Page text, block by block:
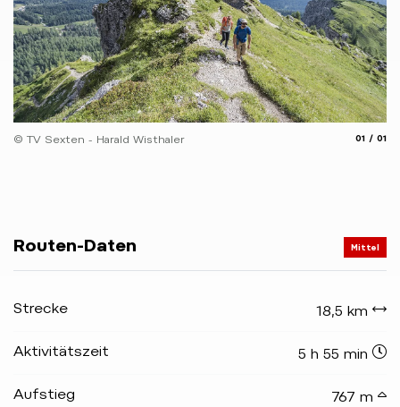
© TV Sexten - Harald Wisthaler 01 01
Routen-Daten Mittel
Strecke 18,5 km
Aktivitätszeit 5 h 55 min
Aufstieg 767 m